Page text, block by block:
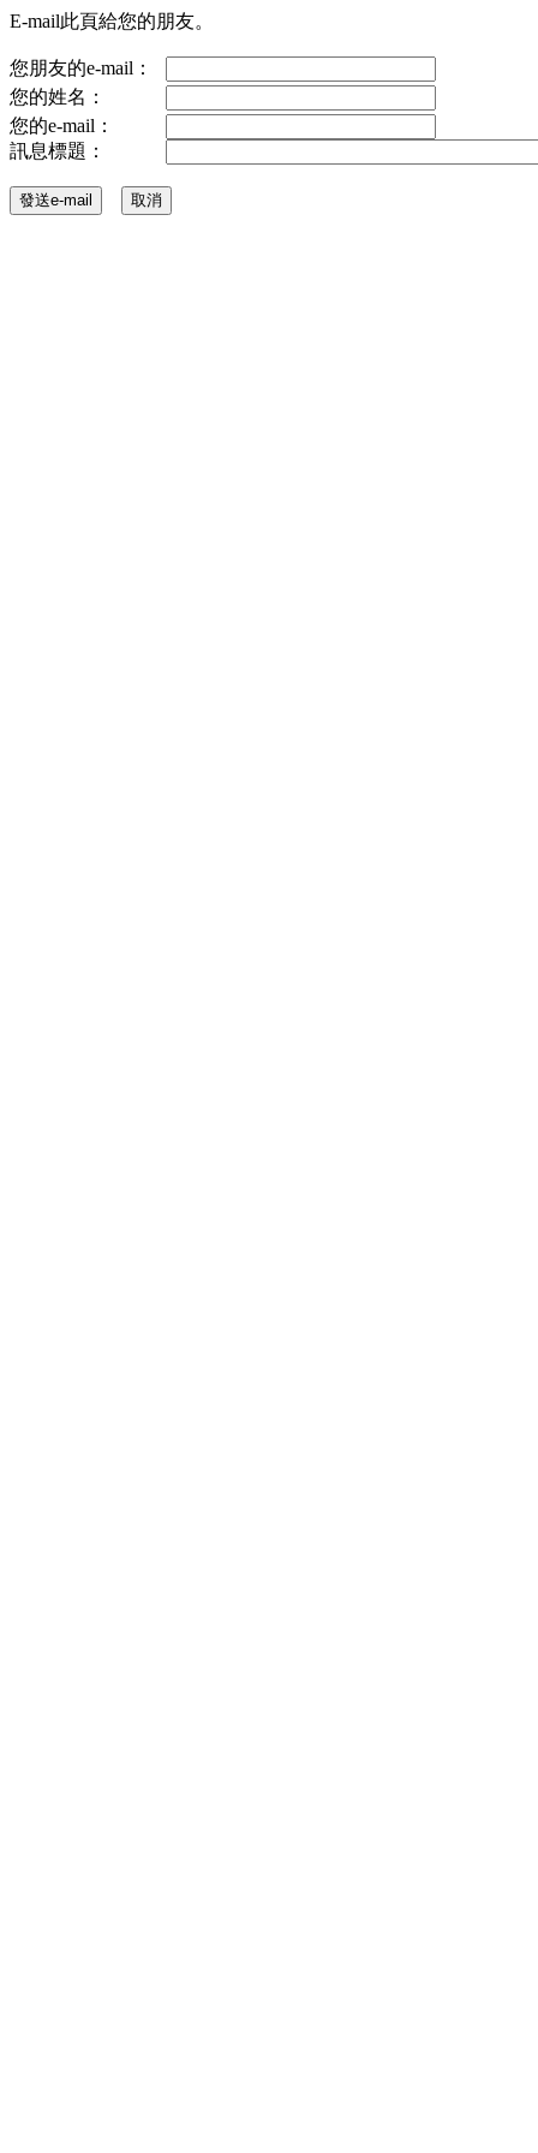
E-mail此頁給您的朋友。
您朋友的e-mail：
您的姓名：
您的e-mail：
訊息標題：